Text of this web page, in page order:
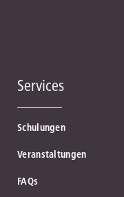
Services
Schulungen
Veranstaltungen
FAQs